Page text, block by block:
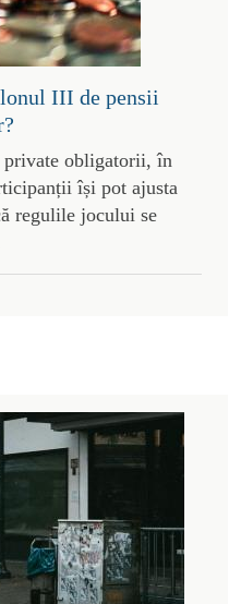
III de pensii
private obligatorii, în
își pot ajusta
regulile jocului se